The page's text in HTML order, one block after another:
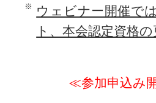
ウェビナー開催で
ト、本会認定資格
≪参加申込み